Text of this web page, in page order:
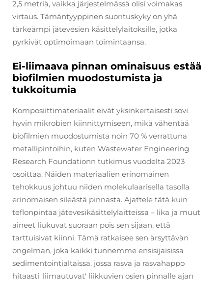
2,5 metriä, vaikka järjestelmässä olisi voimakas
virtaus. Tämäntyyppinen suorituskyky on yhä
tärkeämpi jätevesien käsittelylaitoksille, jotka
pyrkivät optimoimaan toimintaansa.
Ei-liimaava pinnan ominaisuus estää
biofilmien muodostumista ja
tukkoitumia
Komposiittimateriaalit eivät yksinkertaisesti sovi
hyvin mikrobien kiinnittymiseen, mikä vähentää
biofilmien muodostumista noin 70 % verrattuna
metallipintoihin, kuten Wastewater Engineering
Research Foundationn tutkimus vuodelta 2023
osoittaa. Näiden materiaalien erinomainen
tehokkuus johtuu niiden molekulaarisella tasolla
erinomaisen sileästä pinnasta. Ajattele tätä kuin
teflonpintaa jätevesikäsittelylaitteissa – lika ja muut
aineet liukuvat suoraan pois sen sijaan, että
tarttuisivat kiinni. Tämä ratkaisee sen ärsyttävän
ongelman, joka kaikki tunnemme ensisijaisissa
sedimentointialtaissa, jossa rasva ja rasvahappo
hitaasti 'liimautuvat' liikkuvien osien pinnalle ajan